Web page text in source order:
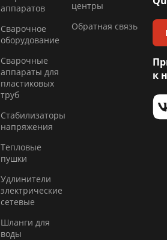
аппаратов
Сварочное
оборудование
Сварочные
аппараты для
пластиковых
труб
Стабилизаторы
напряжения
Тепловые
пушки
Удлинители
электрические
сетевые
Шланги для
воды
центры
Обратная связь
к